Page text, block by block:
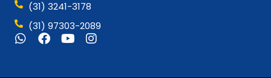
(31) 3241-3178
(31) 97303-2089